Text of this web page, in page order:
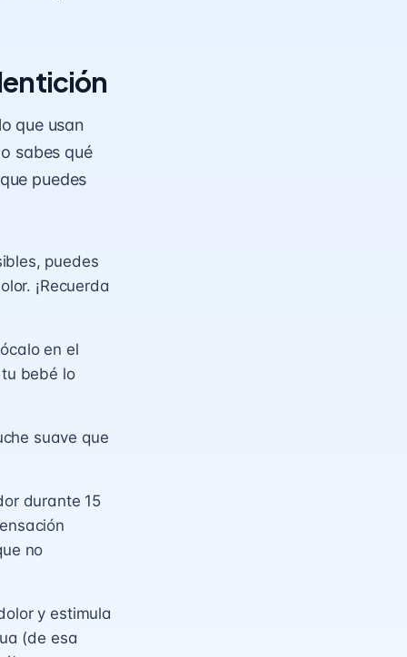
que usan
sabes qué
puedes
puedes
¡Recuerda
en el
bebé lo
suave que
durante 15
no
y estimula
(de esa